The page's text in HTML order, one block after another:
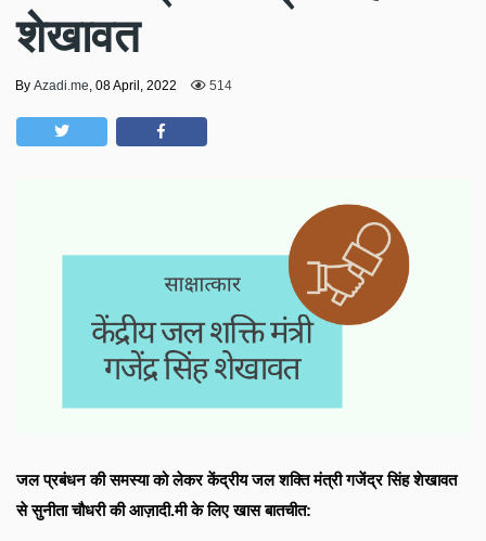
शेखावत
By Azadi.me, 08 April, 2022 514
जल प्रबंधन की समस्या को लेकर केंद्रीय जल शक्ति मंत्री गजेंद्र सिंह शेखावत
से सुनीता चौधरी की आज़ादी.मी के लिए खास बातचीत: